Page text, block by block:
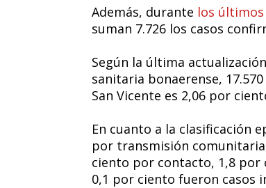
Además, durante los
suman 7.726 los casos
Según la última
sanitaria bonaerense,
San Vicente es 2,06 por
En cuanto a la clasificación
por transmisión
ciento por contacto, 1,8 por
0,1 por ciento fueron casos